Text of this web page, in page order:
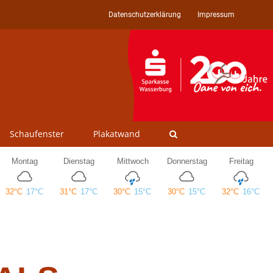
Datenschutzerklärung Impressum
Schaufenster Plakatwand